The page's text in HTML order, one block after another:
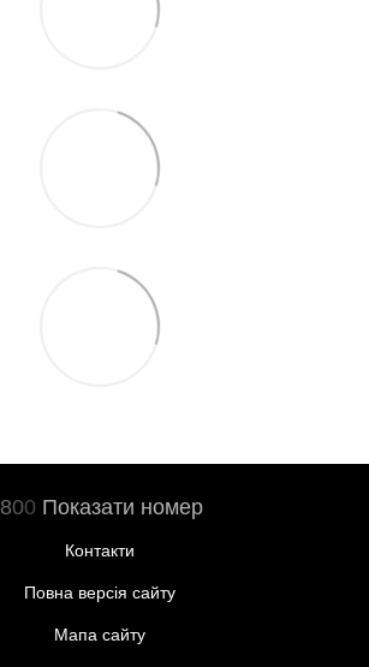
800 Показати номер
Контакти
Повна версія сайту
Мапа сайту